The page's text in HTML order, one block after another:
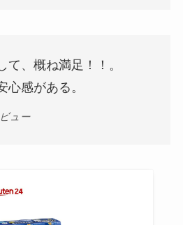
て、概ね満足！！。
心感がある。
ュー